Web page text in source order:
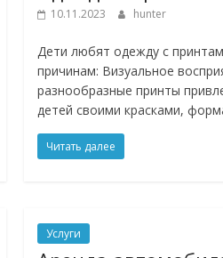
10.11.2023 hunter
Дети любят одежду с
причинам: Визуальное
разнообразные принты
детей своими красками,
Читать далее
Услуги